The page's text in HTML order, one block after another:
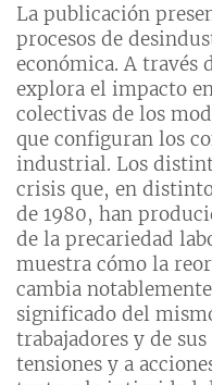
La publicación
procesos de
económica. A través
explora el impacto
colectivas de los
que configuran los
industrial. Los
crisis que, en
de 1980, han
de la precariedad
muestra cómo la
cambia
significado del
trabajadores y de
tensiones y a